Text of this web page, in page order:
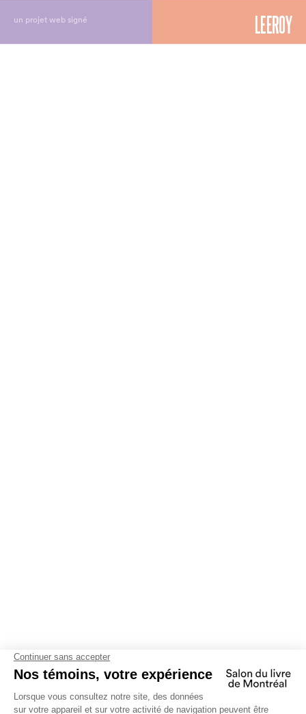
un projet web signé